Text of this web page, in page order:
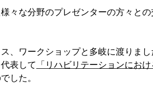
々な分野のプレゼンターの方々と
、ワークショップと多岐に渡りまし
表して
「リハビリテーションにお
した。